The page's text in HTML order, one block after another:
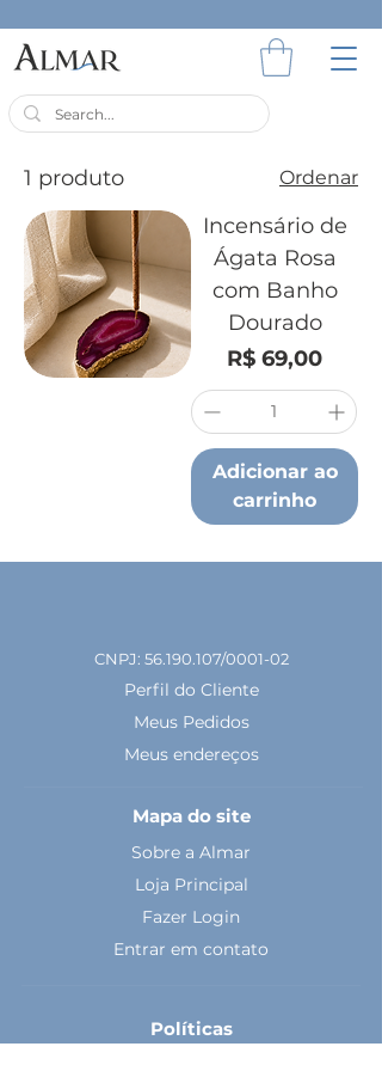
1 produto Ordenar
Incensário de
Ágata Rosa
com Banho
Dourado
Preço
R$ 69,00
Adicionar ao
carrinho
CNPJ: 56.190.107/0001-02
Perfil do Cliente
Meus Pedidos
Meus endereços
Mapa do site
Sobre a Almar
Loja Principal
Fazer Login
Entrar em contato
Políticas